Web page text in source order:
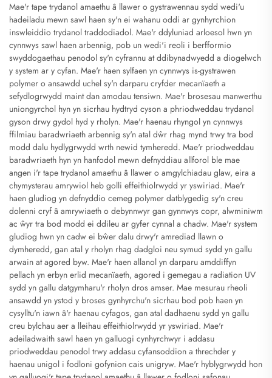
Mae'r tape trydanol amaethu â llawer o gystrawennau sydd wedi'u
hadeiladu mewn sawl haen sy'n ei wahanu oddi ar gynhyrchion
inswleiddio trydanol traddodiadol. Mae'r ddyluniad arloesol hwn yn
cynnwys sawl haen arbennig, pob un wedi'i reoli i berfformio
swyddogaethau penodol sy'n cyfrannu at ddibynadwyedd a diogelwch
y system ar y cyfan. Mae'r haen sylfaen yn cynnwys is-gystrawen
polymer o ansawdd uchel sy'n darparu cryfder mecanïaeth a
sefydlogrwydd maint dan amodau tensiwn. Mae'r brosesau manwerthu
uniongyrchol hyn yn sicrhau hydtryd cyson a phriodweddau trydanol
gyson drwy gydol hyd y rholyn. Mae'r haenau rhyngol yn cynnwys
ffilmiau baradwriaeth arbennig sy'n atal dŵr rhag mynd trwy tra bod
modd dalu hydlygrwydd wrth newid tymheredd. Mae'r priodweddau
baradwriaeth hyn yn hanfodol mewn defnyddiau allforol ble mae
angen i'r tape trydanol amaethu â llawer o amgylchiadau glaw, eira a
chymysterau amrywiol heb golli effeithiolrwydd yr yswiriad. Mae'r
haen gludiog yn defnyddio cemeg polymer datblygedig sy'n creu
dolenni cryf â amrywiaeth o debynnwyr gan gynnwys copr, alwminiwm
ac ŵyr tra bod modd ei ddileu ar gyfer cynnal a chadw. Mae'r system
gludiog hwn yn cadw ei bŵer dalu drwy'r amrediad llawn o
dymheredd, gan atal y rholyn rhag dadgloi neu symud sydd yn gallu
arwain at agored byw. Mae'r haen allanol yn darparu amddiffyn
pellach yn erbyn erlid mecanïaeth, agored i gemegau a radiation UV
sydd yn gallu datgymharu'r rholyn dros amser. Mae mesurau rheoli
ansawdd yn ystod y broses gynhyrchu'n sicrhau bod pob haen yn
cysylltu'n iawn â'r haenau cyfagos, gan atal dadhaenu sydd yn gallu
creu bylchau aer a lleihau effeithiolrwydd yr yswiriad. Mae'r
adeiladwaith sawl haen yn galluogi cynhyrchwyr i addasu
priodweddau penodol trwy addasu cyfansoddion a threchder y
haenau unigol i fodloni gofynion cais unigryw. Mae'r hyblygrwydd hon